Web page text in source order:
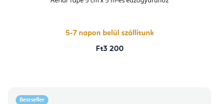
5-7 napon belül szállítunk
Ft3 200
Bestseller